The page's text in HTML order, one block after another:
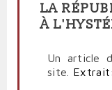
LA
À
Un article
site.
Extrait: